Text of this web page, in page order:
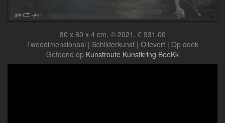
80 x 60 x 4 cm, © 2021, € 931,00
Tweedimensionaal | Schilderkunst | Olieverf | Op doek
Getoond op Kunstroute Kunstkring BeeKk